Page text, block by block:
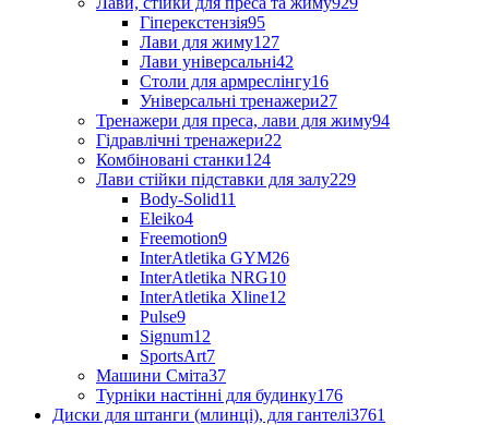
Гіперекстензія95
Лави для жиму127
Лави універсальні42
Столи для армреслінгу16
Універсальні тренажери27
Тренажери для преса, лави для жиму94
Гідравлічні тренажери22
Комбіновані станки124
Лави стійки підставки для залу229
Body-Solid11
Eleiko4
Freemotion9
InterAtletika GYM26
InterAtletika NRG10
InterAtletika Xline12
Pulse9
Signum12
SportsArt7
Машини Сміта37
Турніки настінні для будинку176
Диски для штанги (млинці), для гантелі3761